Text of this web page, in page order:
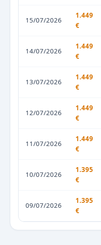
15/07/2026
1.449
€
14/07/2026
1.449
€
13/07/2026
1.449
€
12/07/2026
1.449
€
11/07/2026
1.449
€
10/07/2026
1.395
€
09/07/2026
1.395
€